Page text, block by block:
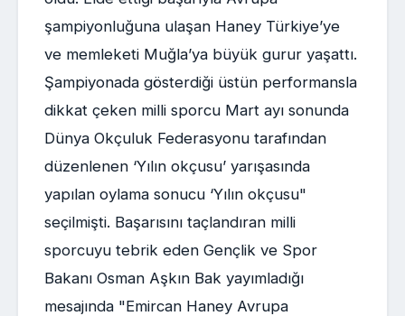
şampiyonluğuna ulaşan Haney Türkiye’ye
ve memleketi Muğla’ya büyük gurur yaşattı.
Şampiyonada gösterdiği üstün performansla
dikkat çeken milli sporcu Mart ayı sonunda
Dünya Okçuluk Federasyonu tarafından
düzenlenen ‘Yılın okçusu’ yarışasında
yapılan oylama sonucu ‘Yılın okçusu"
seçilmişti. Başarısını taçlandıran milli
sporcuyu tebrik eden Gençlik ve Spor
Bakanı Osman Aşkın Bak yayımladığı
mesajında "Emircan Haney Avrupa